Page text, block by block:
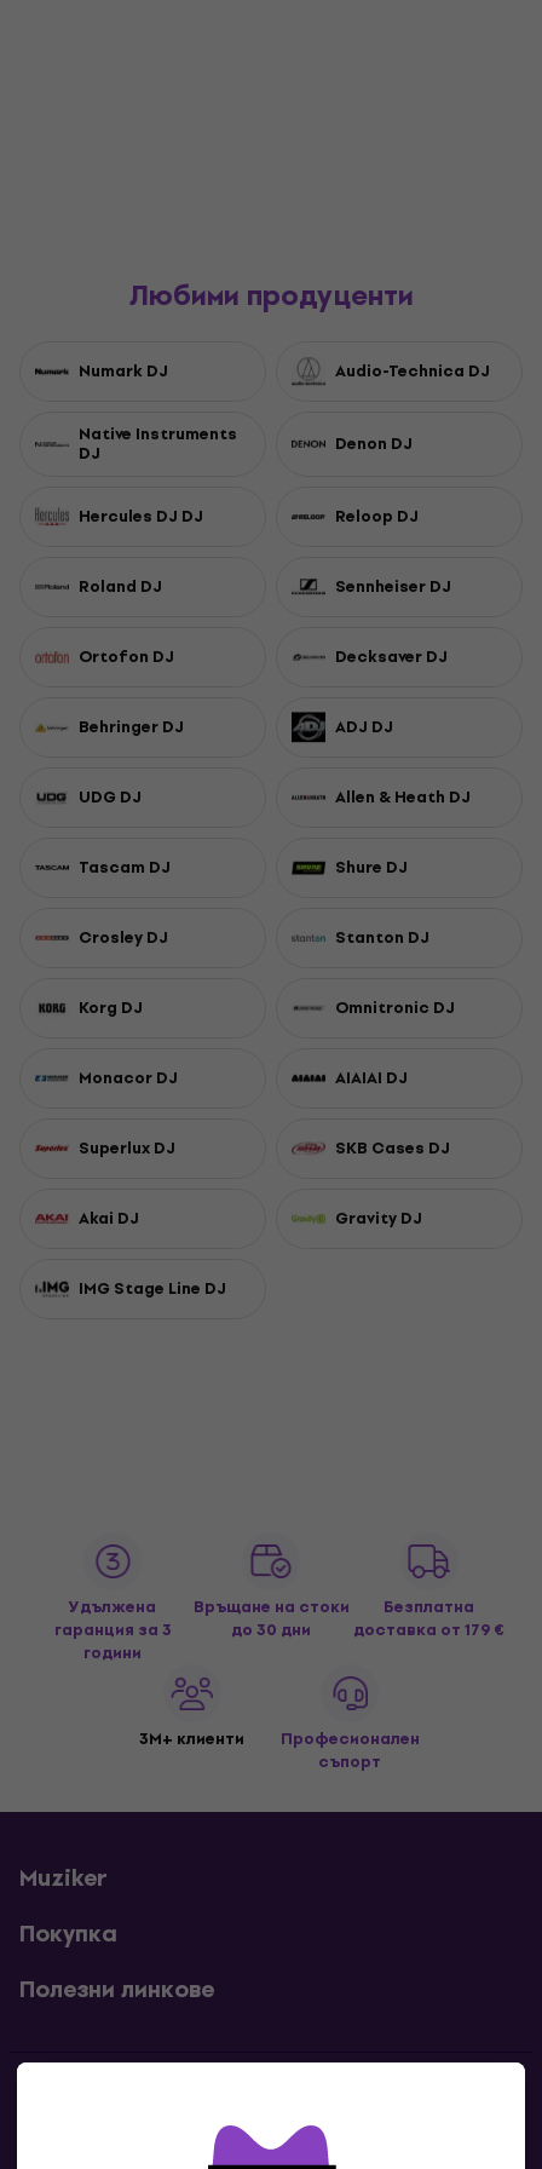
Любими продуценти
Numark DJ Audio-Technica DJ
Native Instruments
DJ Denon DJ
Hercules DJ DJ Reloop DJ
Roland DJ Sennheiser DJ
Ortofon DJ Decksaver DJ
Behringer DJ ADJ DJ
UDG DJ Allen & Heath DJ
Tascam DJ Shure DJ
Crosley DJ Stanton DJ
Korg DJ Omnitronic DJ
Monacor DJ AIAIAI DJ
Superlux DJ SKB Cases DJ
Akai DJ Gravity DJ
IMG Stage Line DJ
Удължена
гаранция за 3
години
Връщане на стоки
до 30 дни
Безплатна
доставка от 179 €
3M+ клиенти
Професионален
съпорт
Muziker
Покупка
Полезни линкове
Свържи се с нас